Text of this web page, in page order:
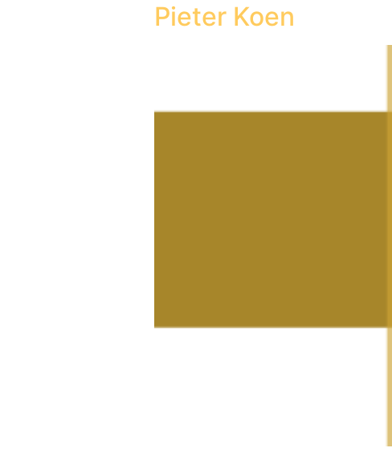
Pieter Koen